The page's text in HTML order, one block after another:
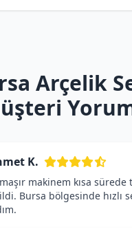
Arçelik
K.
makinem kısa sürede
Bursa bölgesinde hızlı